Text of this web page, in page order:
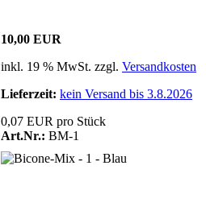
10,00 EUR
inkl. 19 % MwSt. zzgl. Versandkosten
Lieferzeit: kein Versand bis 3.8.2026
0,07 EUR pro Stück
Art.Nr.: BM-1